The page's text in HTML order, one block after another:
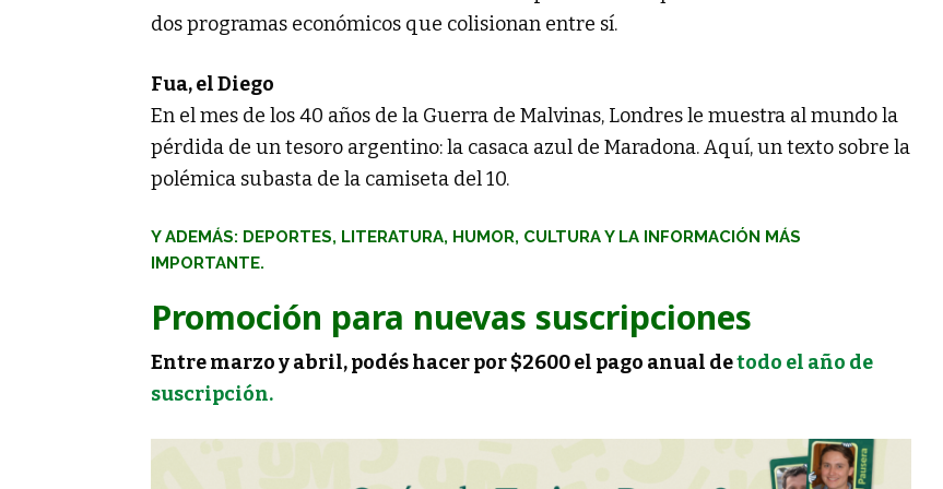
dos programas económicos que colisionan entre sí.
Fua, el Diego
En el mes de los 40 años de la Guerra de Malvinas, Londres le muestra al mundo la
pérdida de un tesoro argentino: la casaca azul de Maradona. Aquí, un texto sobre la
polémica subasta de la camiseta del 10.
Y ADEMÁS: DEPORTES, LITERATURA, HUMOR, CULTURA Y LA INFORMACIÓN MÁS
IMPORTANTE.
Promoción para nuevas suscripciones
Entre marzo y abril, podés hacer por $2600 el pago anual detodo el año de
suscripción.